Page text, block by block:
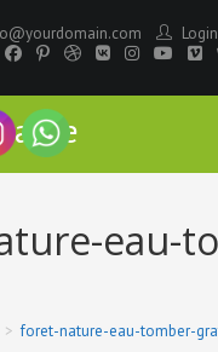
Login
eau-
> foret-nature-eau-tomber-